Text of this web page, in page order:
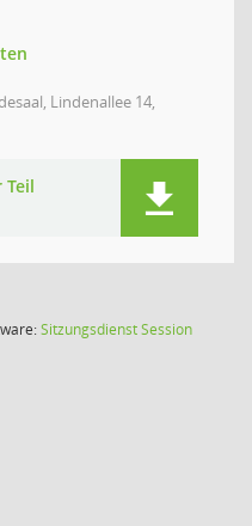
Lindenallee 14,
SitzungsdienstSession(Wird in